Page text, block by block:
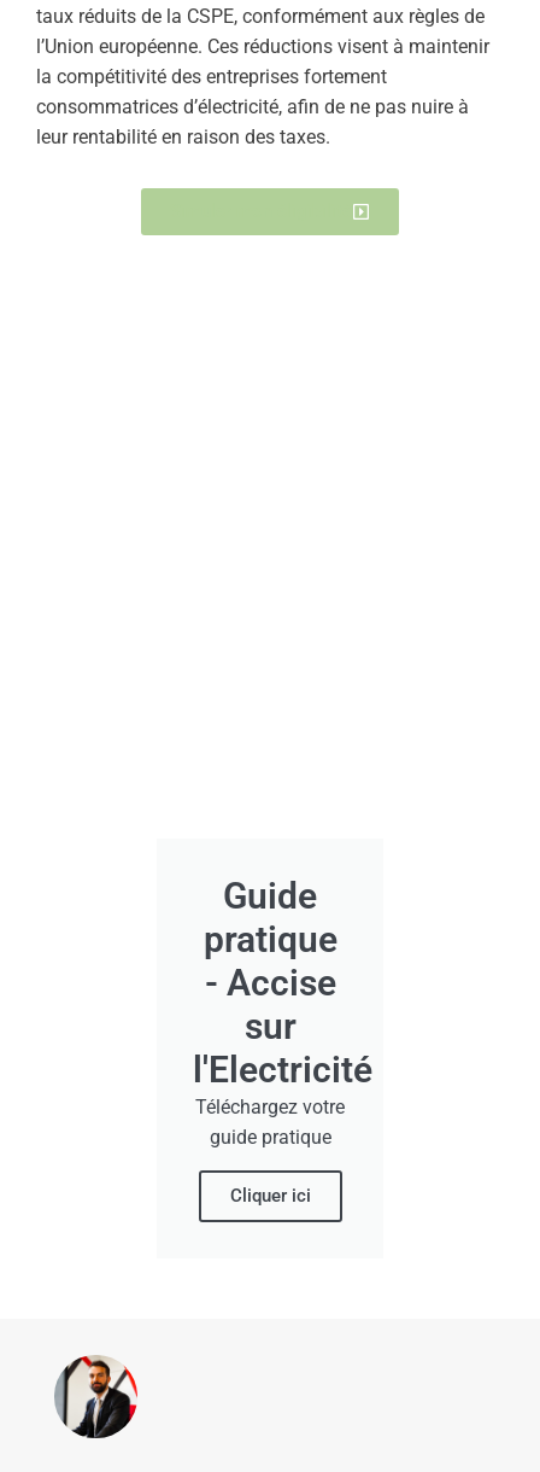
taux réduits de la CSPE, conformément aux règles de
l’Union européenne. Ces réductions visent à maintenir
la compétitivité des entreprises fortement
consommatrices d’électricité, afin de ne pas nuire à
leur rentabilité en raison des taxes.
Guide
pratique
- Accise
sur
l'Electricité
Téléchargez votre
guide pratique
Cliquer ici